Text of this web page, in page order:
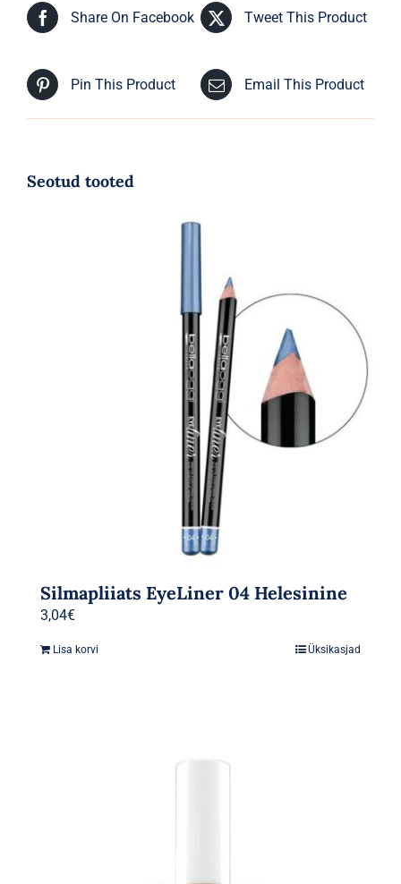
Share On Facebook Tweet This Product
Pin This Product Email This Product
Seotud tooted
Silmapliiats EyeLiner 04 Helesinine
3,04€
Lisa korvi Üksikasjad